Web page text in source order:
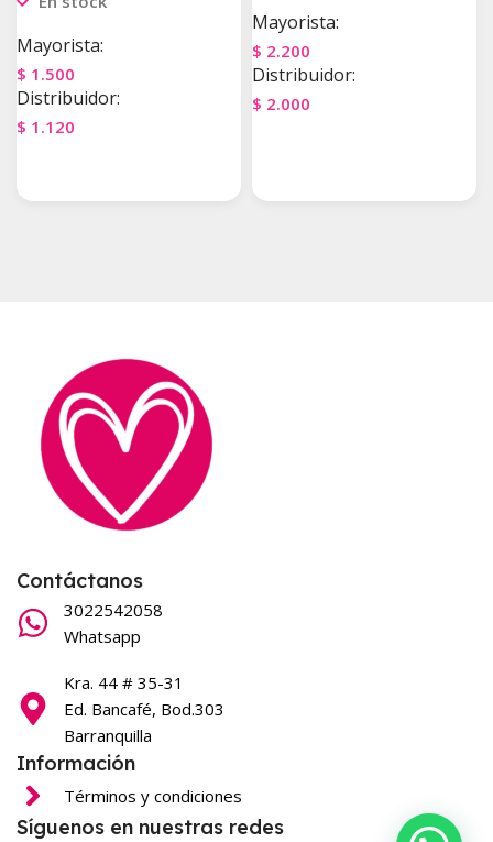
Mayorista:
$ 1.500
Distribuidor:
$ 1.120
Mayorista:
$ 2.200
Distribuidor:
$ 2.000
Contáctanos
3022542058
Whatsapp
Kra. 44 # 35-31
Ed. Bancafé, Bod.303
Barranquilla
Información
Términos y condiciones
Síguenos en nuestras redes